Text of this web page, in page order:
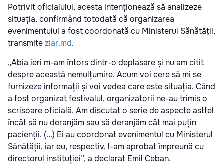
Potrivit oficialului, acesta intenționează să analizeze
situația, confirmând totodată că organizarea
evenimentului a fost coordonată cu Ministerul Sănătății,
transmiteziar.md.
„Abia ieri m-am întors dintr-o deplasare și nu am citit
despre această nemulțumire. Acum voi cere să mi se
furnizeze informații și voi vedea care este situația. Când
a fost organizat festivalul, organizatorii ne-au trimis o
scrisoare oficială. Am discutat o serie de aspecte astfel
încât să nu deranjăm sau să deranjăm cât mai puțin
pacienții. (...) Ei au coordonat evenimentul cu Ministerul
Sănătății, iar eu, respectiv, l-am aprobat împreună cu
directorul instituției”, a declarat Emil Ceban.